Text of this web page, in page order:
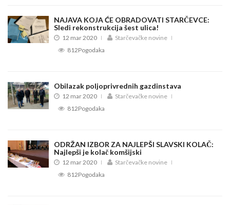
NAJAVA KOJA ĆE OBRADOVATI STARČEVCE:
Sledi rekonstrukcija šest ulica!
12 mar 2020
Starčevačke novine
812Pogodaka
Obilazak poljoprivrednih gazdinstava
12 mar 2020
Starčevačke novine
812Pogodaka
ODRŽAN IZBOR ZA NAJLEPŠI SLAVSKI KOLAČ:
Najlepši je kolač komšijski
12 mar 2020
Starčevačke novine
812Pogodaka